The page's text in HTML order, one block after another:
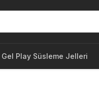
Gel Play Süsleme Jelleri